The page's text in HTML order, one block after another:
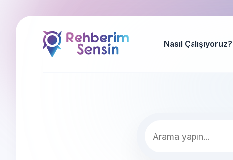
Nasıl Çalışıyoruz?